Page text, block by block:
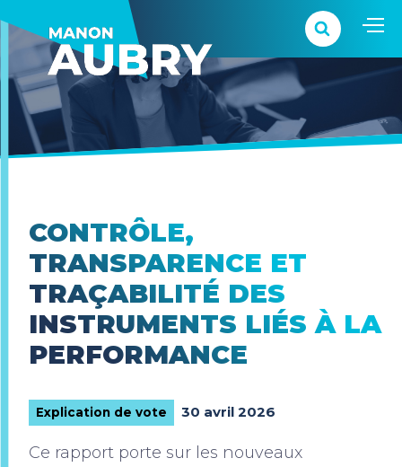
CONTRÔLE,
TRANSPARENCE ET
TRAÇABILITÉ DES
INSTRUMENTS LIÉS À LA
PERFORMANCE
Explication de vote 30 avril 2026
Ce rapport porte sur les nouveaux